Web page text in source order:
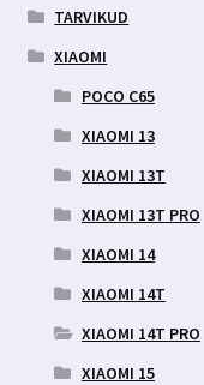
TARVIKUD
XIAOMI
POCO C65
XIAOMI 13
XIAOMI 13T
XIAOMI 13T PRO
XIAOMI 14
XIAOMI 14T
XIAOMI 14T PRO
XIAOMI 15